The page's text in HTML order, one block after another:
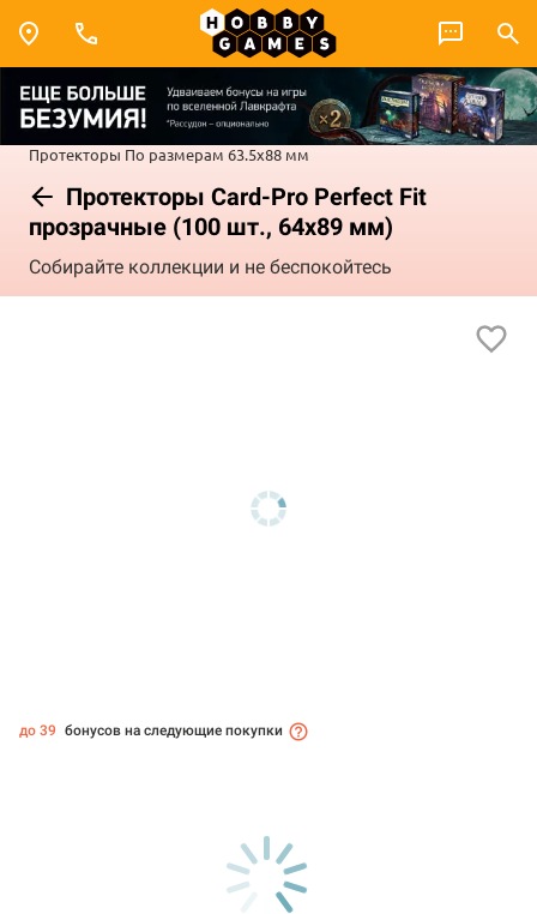
Протекторы По размерам 63.5x88 мм
Протекторы Card-Pro Perfect Fit
прозрачные (100 шт., 64x89 мм)
Собирайте коллекции и не беспокойтесь
до 39 бонусов на следующие покупки